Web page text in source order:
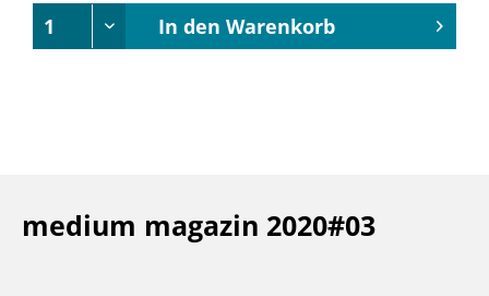
In den Warenkorb
medium magazin 2020#03